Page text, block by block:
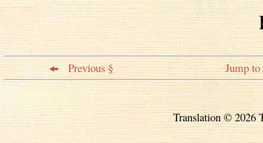
Previous § Jump
Translation © 2026